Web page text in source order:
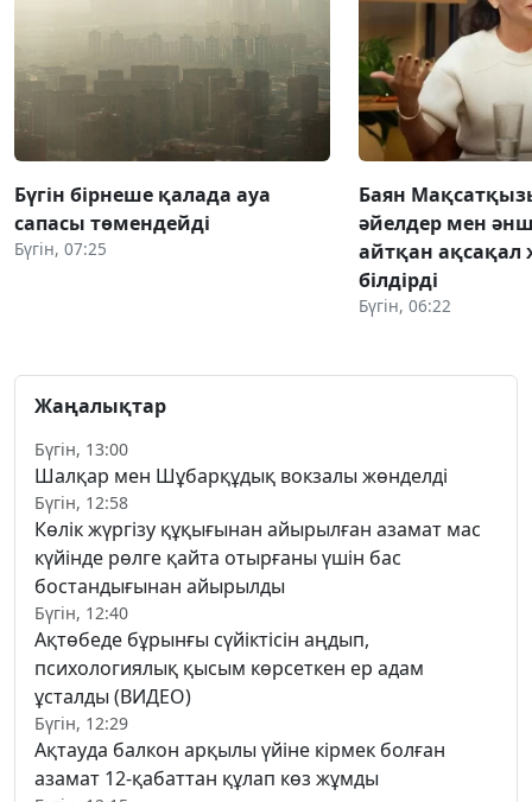
Бүгін бірнеше қалада ауа
сапасы төмендейді
Бүгін, 07:25
Баян
әйелдер мен
айтқан ақсақал
білдірді
Бүгін, 06:22
Жаңалықтар
Бүгін, 13:00
Шалқар мен Шұбарқұдық вокзалы жөнделді
Бүгін, 12:58
Көлік жүргізу құқығынан айырылған азамат мас
күйінде рөлге қайта отырғаны үшін бас
бостандығынан айырылды
Бүгін, 12:40
Ақтөбеде бұрынғы сүйіктісін аңдып,
психологиялық қысым көрсеткен ер адам
ұсталды (ВИДЕО)
Бүгін, 12:29
Ақтауда балкон арқылы үйіне кірмек болған
азамат 12-қабаттан құлап көз жұмды